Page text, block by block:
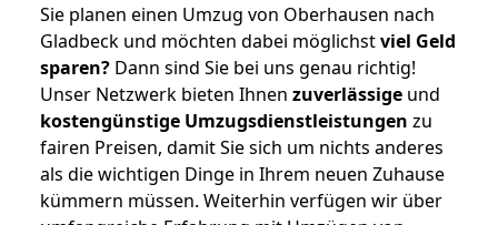
Sie planen einen Umzug von Oberhausen nach
Gladbeck und möchten dabei möglichstviel Geld
sparen? Dann sind Sie bei uns genau richtig!
Unser Netzwerk bieten Ihnen zuverlässige und
kostengünstige Umzugsdienstleistungen zu
fairen Preisen, damit Sie sich um nichts anderes
als die wichtigen Dinge in Ihrem neuen Zuhause
kümmern müssen. Weiterhin verfügen wir über